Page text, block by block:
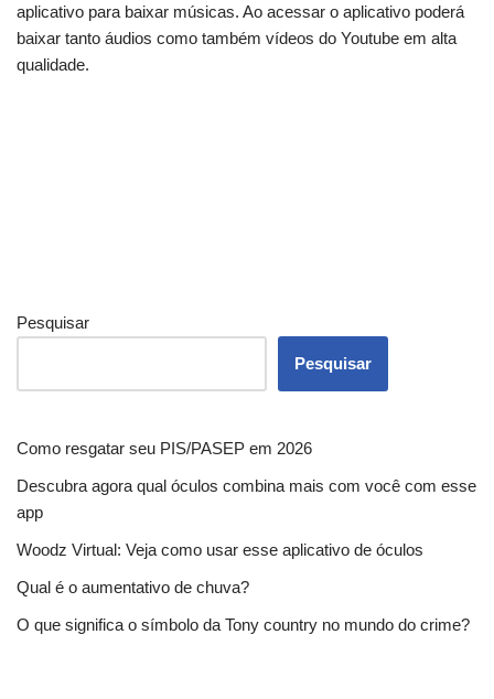
aplicativo para baixar músicas. Ao acessar o aplicativo poderá
baixar tanto áudios como também vídeos do Youtube em alta
qualidade.
Pesquisar
Pesquisar
Como resgatar seu PIS/PASEP em 2026
Descubra agora qual óculos combina mais com você com esse
app
Woodz Virtual: Veja como usar esse aplicativo de óculos
Qual é o aumentativo de chuva?
O que significa o símbolo da Tony country no mundo do crime?